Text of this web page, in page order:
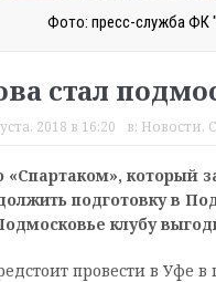
Фото: пресс-служба ФК
стал
2018 в 16:20 в: Новости,
который
подготовку в
клубу
провести в Уфе в